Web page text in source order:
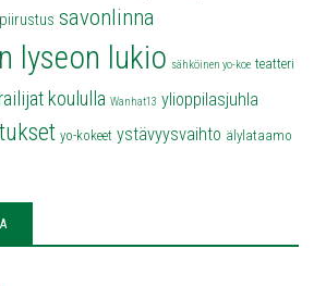
piirustus savonlinna
lyseon lukio sähköinen yo-koe teatteri
koululla Wanhat13 ylioppilasjuhla
yo-kokeet ystävyysvaihto älylataamo